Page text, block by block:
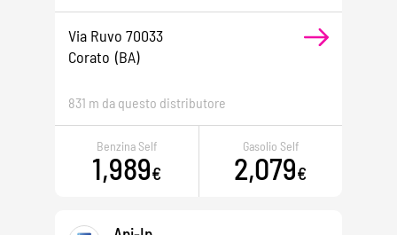
Via Ruvo 70033
Corato (BA)
831 m da questo distributore
Benzina Self
1,989€
Gasolio Self
2,079€